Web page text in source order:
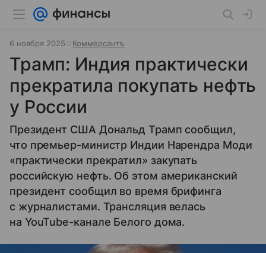
6 ноября 2025 Коммерсантъ
Трамп: Индия практически
прекратила покупать нефть
у России
Президент США Дональд Трамп сообщил,
что премьер-министр Индии Нарендра Моди
«практически прекратил» закупать
российскую нефть. Об этом американский
президент сообщил во время брифинга
с журналистами. Трансляция велась
на YouTube-канале Белого дома.